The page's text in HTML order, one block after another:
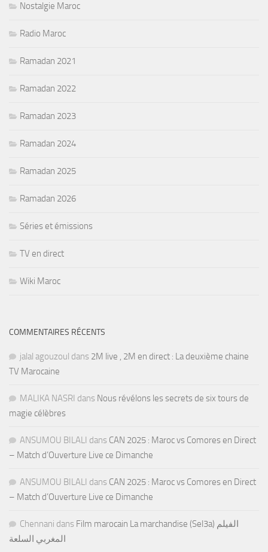
Nostalgie Maroc
Radio Maroc
Ramadan 2021
Ramadan 2022
Ramadan 2023
Ramadan 2024
Ramadan 2025
Ramadan 2026
Séries et émissions
TV en direct
Wiki Maroc
COMMENTAIRES RÉCENTS
jalal agouzoul dans 2M live , 2M en direct : La deuxième chaine
TV Marocaine
MALIKA NASRI dans Nous révélons les secrets de six tours de
magie célèbres
ANSUMOU BILALI dans CAN 2025 : Maroc vs Comores en Direct
– Match d’Ouverture Live ce Dimanche
ANSUMOU BILALI dans CAN 2025 : Maroc vs Comores en Direct
– Match d’Ouverture Live ce Dimanche
Chennani dans Film marocain La marchandise (Sel3a) الفيلم
المغربي السلعة